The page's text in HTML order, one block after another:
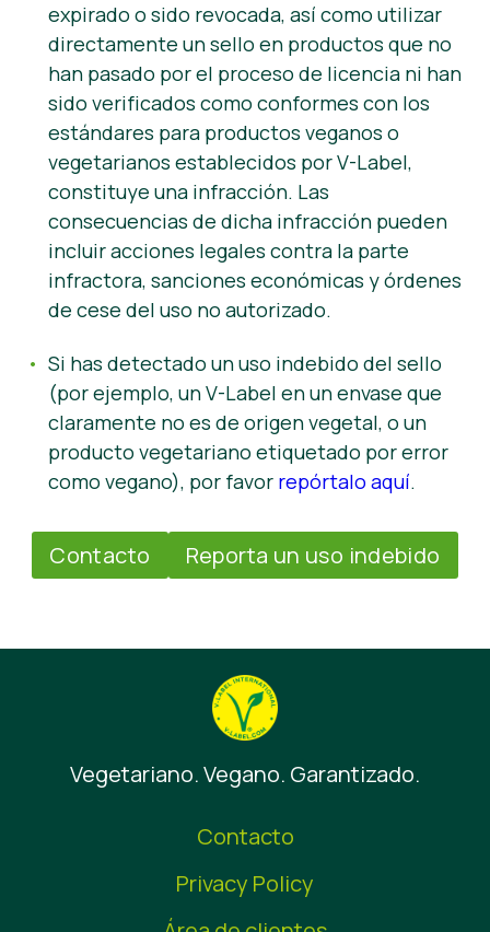
expirado o sido revocada, así como utilizar
directamente un sello en productos que no
han pasado por el proceso de licencia ni han
sido verificados como conformes con los
estándares para productos veganos o
vegetarianos establecidos por V-Label,
constituye una infracción. Las
consecuencias de dicha infracción pueden
incluir acciones legales contra la parte
infractora, sanciones económicas y órdenes
de cese del uso no autorizado.
Si has detectado un uso indebido del sello
(por ejemplo, un V-Label en un envase que
claramente no es de origen vegetal, o un
producto vegetariano etiquetado por error
como vegano), por favor repórtalo aquí.
Contacto Reporta un uso indebido
Vegetariano. Vegano. Garantizado.
Contacto
Privacy Policy